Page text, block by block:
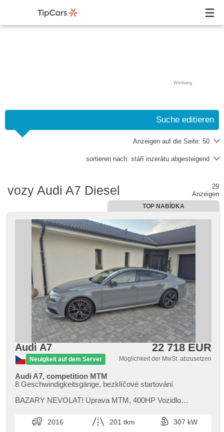
Werbung
Suche editieren
Anzeigen auf die Seite: 50
sortieren nach: stáří inzerátu abgesteigend
vozy Audi A7 Diesel
29
Anzeigen
TOP NABÍDKA
Audi A7
Neuigkeit auf dem Server
22 718 EUR
Möglichkeit der MwSt. abzusetzen
Audi A7, competition MTM
8 Geschwindigkeitsgänge, bezklíčové startování
BAZARY NEVOLAT! Úprava MTM,​ 400HP Vozidlo
červenci bylo vozidlo v audi na k...
2016 201 tkm
307 kW